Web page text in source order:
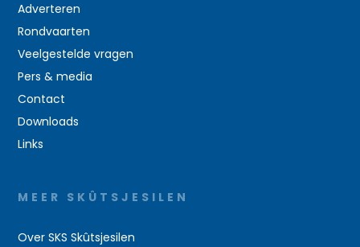
Adverteren
Rondvaarten
Veelgestelde vragen
Pers & media
Contact
Downloads
Links
MEER SKÛTSJESILEN
Over SKS Skûtsjesilen